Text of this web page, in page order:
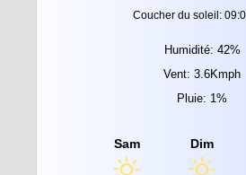
Coucher du soleil:
Humidité: 42%
Vent: 3.6Kmph
Pluie: 1%
Sam Dim